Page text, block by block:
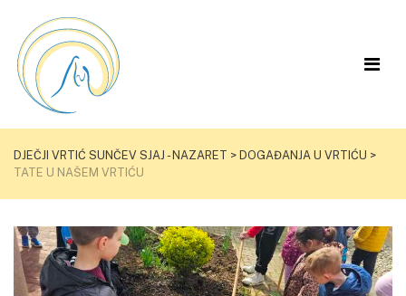
DJEČJI VRTIĆ SUNČEV SJAJ - NAZARET > DOGAĐANJA U VRTIĆU >
TATE U NAŠEM VRTIĆU